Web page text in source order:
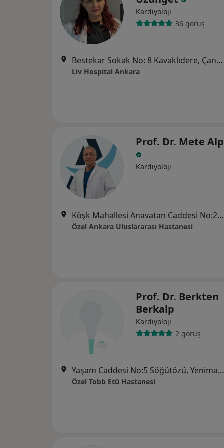
Kardiyoloji
36 görüş
Bestekar Sokak No: 8 Kavaklıdere, Çankaya
Liv Hospital Ankara
Prof. Dr. Mete
Kardiyoloji
Köşk Mahallesi Anavatan Caddesi No:22, Keçiören
Özel Ankara Uluslararası Hastanesi
Prof. Dr. Berkten
Berkalp
Kardiyoloji
2 görüş
Yaşam Caddesi No:5 Söğütözü, Yenimahalle
Özel Tobb Etü Hastanesi